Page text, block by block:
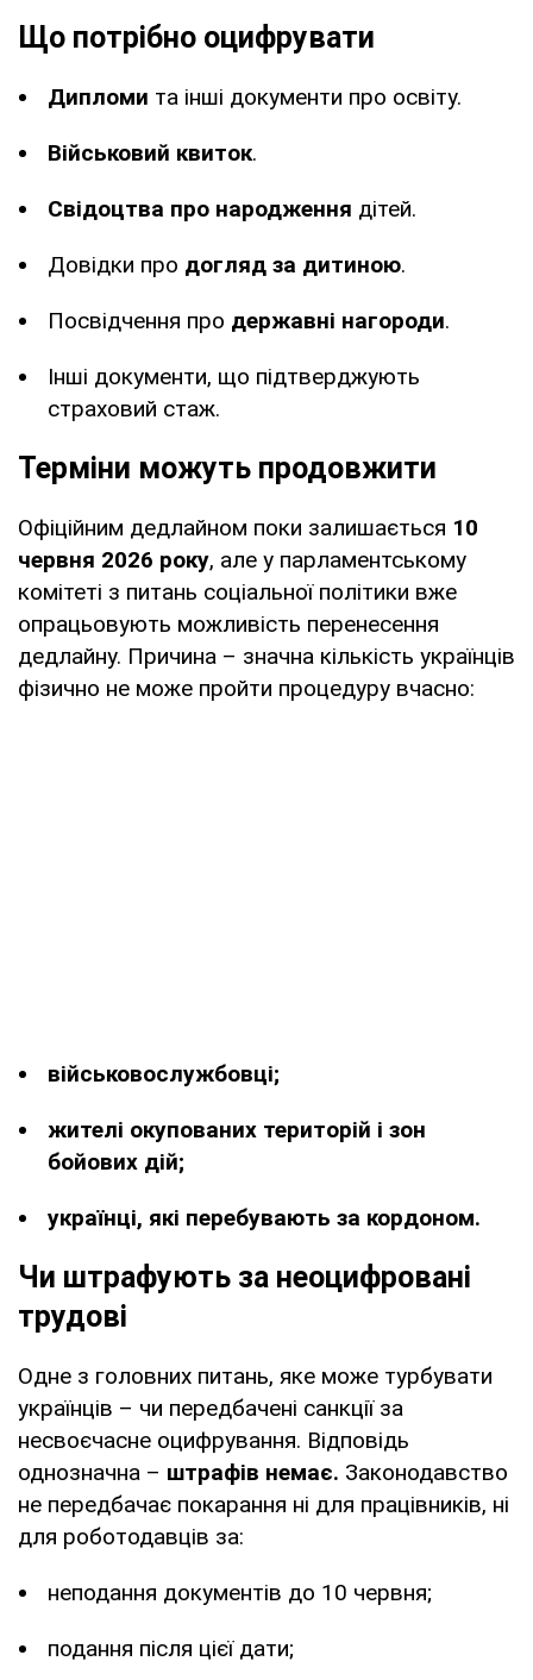
Що потрібно оцифрувати
Дипломи та інші документи про освіту.
Військовий квиток.
Свідоцтва про народження дітей.
Довідки про догляд за дитиною.
Посвідчення про державні нагороди.
Інші документи, що підтверджують
страховий стаж.
Терміни можуть продовжити
Офіційним дедлайном поки залишається 10
червня 2026 року, але у парламентському
комітеті з питань соціальної політики вже
опрацьовують можливість перенесення
дедлайну. Причина – значна кількість українців
фізично не може пройти процедуру вчасно:
військовослужбовці;
жителі окупованих територій і зон
бойових дій;
українці, які перебувають за кордоном.
Чи штрафують за неоцифровані
трудові
Одне з головних питань, яке може турбувати
українців – чи передбачені санкції за
несвоєчасне оцифрування. Відповідь
однозначна – штрафів немає. Законодавство
не передбачає покарання ні для працівників, ні
для роботодавців за:
неподання документів до 10 червня;
подання після цієї дати;